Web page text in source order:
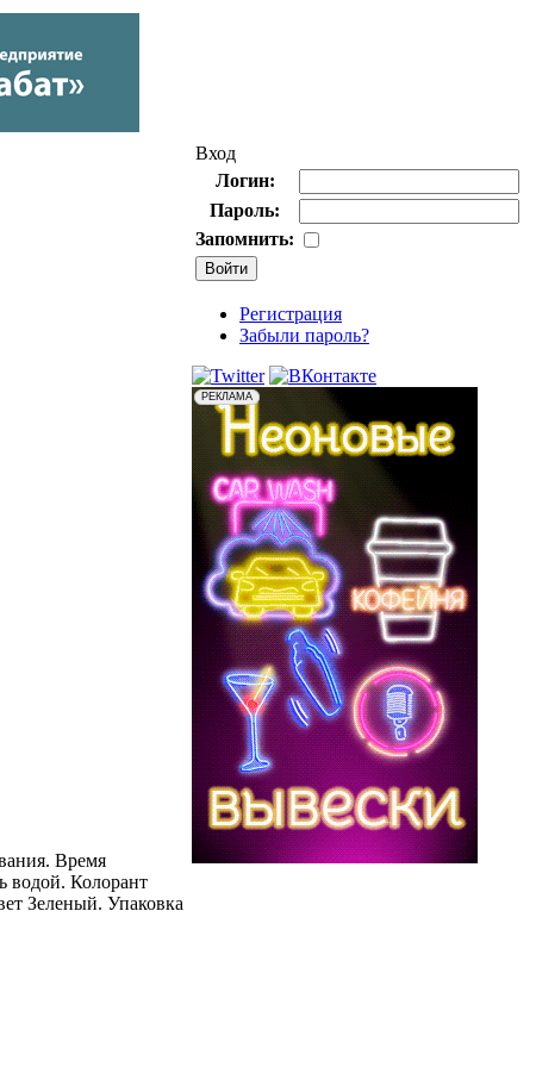
Время
водой. Колорант
Зеленый. Упаковка
Вход
Логин:
Пароль:
Запомнить:
Регистрация
Забыли пароль?